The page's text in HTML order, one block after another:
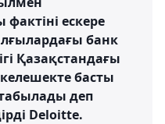
ескере
банк
Қазақстандағы
басты
табылады деп
Deloitte.